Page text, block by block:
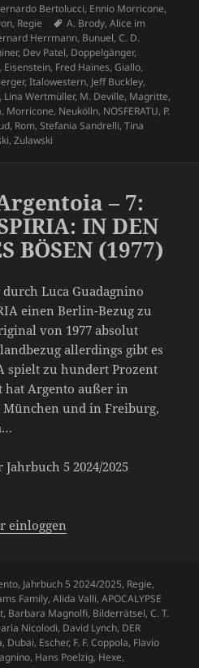
Bertolucci, Ennio Morricone,
, Regie Schlagwörter
A. Brody,Alice im
Herrmann, Bunuel,C. D.
, Dev Patel, Doppelgänger,
, Eisenstein, Fred Haines,Giallo,
,Italowestern, Jeff Buckley,
, Lina Wertmüller, M. Deville, Magritte,
, Morricone, Neukölln, NOSFERATU, P.
, Rom,Stefania Sandrelli,Tina
,Zulawski
– 7:
IN DEN
BÖSEN (1977)
Luca Guadagnino
einen Berlin-Bezug zu
von 1977 absolut
allerdings gibt es
spielt zu hundert Prozent
hat Argento außer in
und in Freiburg,
5 2024/2025
einloggen
, Jahrbuch 5 2024/2025, Regie,
Family,Alida Valli,APOCALYPSE
, Barbara Magnolfi, Bilderrätsel,C. T.
Nicolodi, David Lynch, DER
, Dubai, Escher, F. F. Coppola, Flavio
, Hans Poelzig, Hexe,